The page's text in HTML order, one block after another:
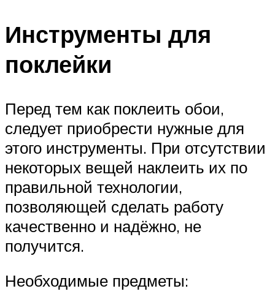
Инструменты для
поклейки
Перед тем как поклеить обои,
следует приобрести нужные для
этого инструменты. При отсутствии
некоторых вещей наклеить их по
правильной технологии,
позволяющей сделать работу
качественно и надёжно, не
получится.
Необходимые предметы: